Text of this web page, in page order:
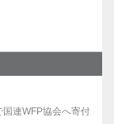
連WFP協会へ寄付